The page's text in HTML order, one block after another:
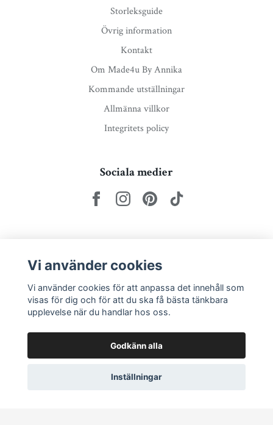
Storleksguide
Övrig information
Kontakt
Om Made4u By Annika
Kommande utställningar
Allmänna villkor
Integritets policy
Sociala medier
Prenumerera
Vi använder cookies
Vi använder cookies för att anpassa det innehåll som
visas för dig och för att du ska få bästa tänkbara
upplevelse när du handlar hos oss.
Godkänn alla
Inställningar